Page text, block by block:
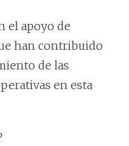
el apoyo de
han contribuido
de las
en esta